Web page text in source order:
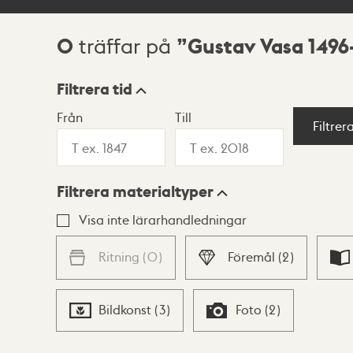
Sökresultat
0 träffar på Gustav Vasa
Visningsläge
Lista Karta
Filtrera tid
Från Till
Filtrera materialtyper
Visa inte lärarhandledningar
Ritning (0) Föremål (2)
Bildkonst (3) Foto (2)